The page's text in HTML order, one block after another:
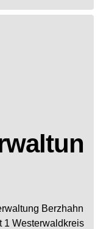
Berzhahn
1 Westerwaldkreis